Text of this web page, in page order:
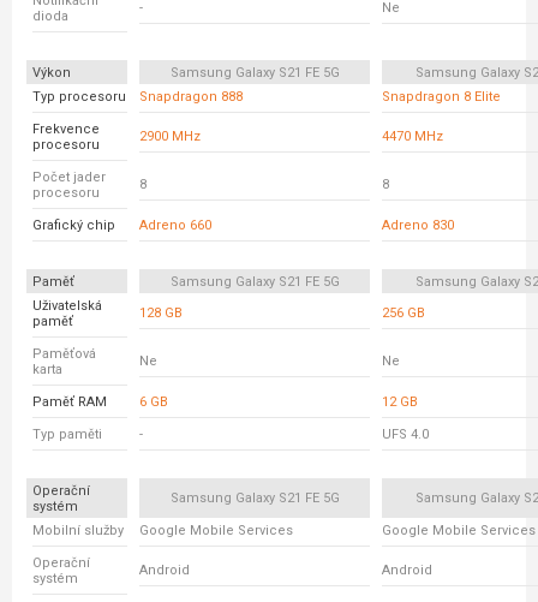
dioda
- Ne
Výkon Samsung Galaxy S21 FE 5G
Samsung Galaxy
Typ procesoru
Snapdragon 888 Snapdragon 8 Elite
Frekvence
procesoru
2900 MHz 4470 MHz
Počet jader
procesoru
8 8
Grafický chip Adreno 660 Adreno 830
Paměť Samsung Galaxy S21 FE 5G
Samsung Galaxy
Uživatelská
paměť
128 GB 256 GB
Paměťová
karta
Ne Ne
Paměť RAM 6 GB 12 GB
Typ paměti - UFS 4.0
Operační
systém
Samsung Galaxy S21 FE 5G Samsung Galaxy
Mobilní služby Google Mobile Services Google Mobile Services
Operační
systém
Android Android